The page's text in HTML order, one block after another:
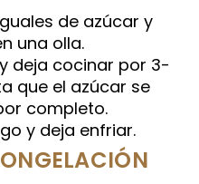
de azúcar y
una olla.
deja cocinar por 3-
que el azúcar se
completo.
y deja enfriar.